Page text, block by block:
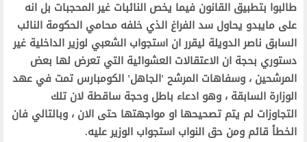
طالبوا بتطبيق القانون فيما يخص النائبات غير المحجبات بل انه
على مايبدو يحاول سد الفراغ الذي خلفه محامي الحكومة النائب
السابق ناصر الدويلة ليقرر ان استجواب الشعبي لوزير الداخلية غير
دستوري بحجة ان الاعتقالات العشوائية التي تعرض لها بعض
المرشحين ، وسفاهات المرشح 'الجاهل' الكومبارس تمت في عهد
الوزارة السابقة ، وهو ادعاء باطل وحجة ساقطة لان تلك
التجاوزات لم يتم تصحيحها او مواجهتها حتى الان ، وبالتالي فان
الخطأ قائم ومن حق النواب استجواب الوزير عليه.